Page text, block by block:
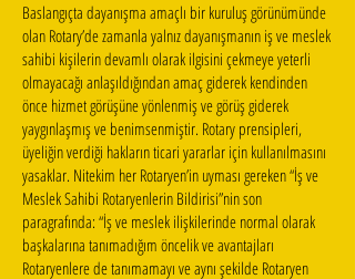
Baslangıçta dayanışma amaçlı bir kuruluş görünümünde
olan Rotary’de zamanla yalnız dayanışmanın iş ve meslek
sahibi kişilerin devamlı olarak ilgisini çekmeye yeterli
olmayacağı anlaşıldığından amaç giderek kendinden
önce hizmet görüşüne yönlenmiş ve görüş giderek
yaygınlaşmış ve benimsenmiştir. Rotary prensipleri,
üyeliğin verdiği hakların ticari yararlar için kullanılmasını
yasaklar. Nitekim her Rotaryen’in uyması gereken “İş ve
Meslek Sahibi Rotaryenlerin Bildirisi”nin son
paragrafında: “İş ve meslek ilişkilerinde normal olarak
başkalarına tanımadığım öncelik ve avantajları
Rotaryenlere de tanımamayı ve aynı şekilde Rotaryen